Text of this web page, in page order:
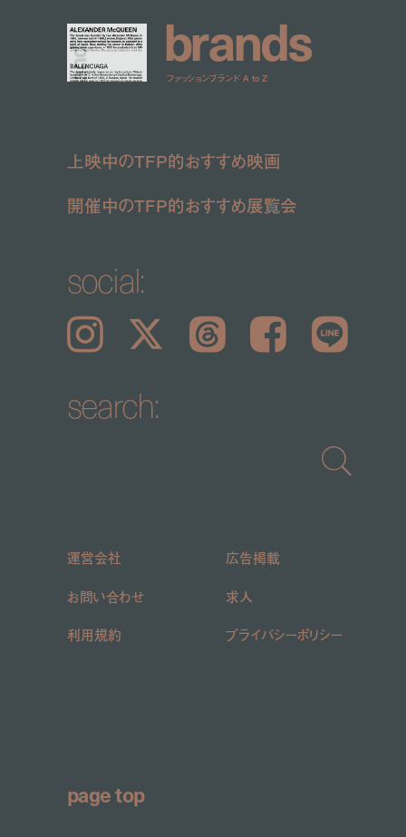
brands
ファッションブランド A to Z
上映中のTFP的おすすめ映画
開催中のTFP的おすすめ展覧会
social:
Instagram 𝕏 Threads Facebook LINE
search:
運営会社
広告掲載
お問い合わせ
求人
利用規約
プライバシーポリシー
page top